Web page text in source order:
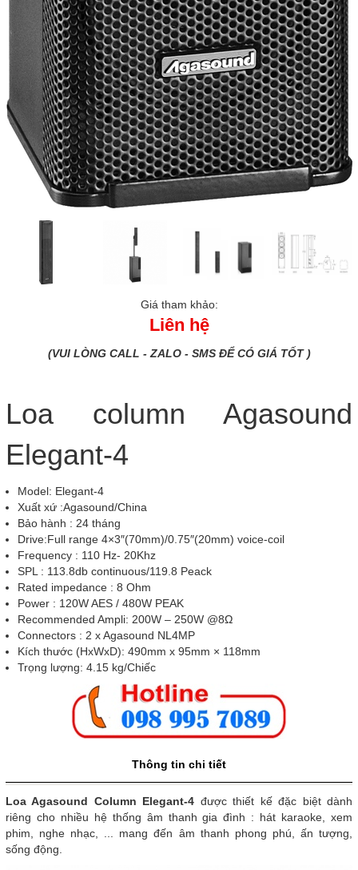
Giá tham khảo:
Liên hệ
(VUI LÒNG CALL - ZALO - SMS ĐỂ CÓ GIÁ TỐT )
Loa column Agasound
Elegant-4
Model: Elegant-4
Xuất xứ :Agasound/China
Bảo hành : 24 tháng
Drive:Full range 4×3″(70mm)/0.75″(20mm) voice-coil
Frequency : 110 Hz- 20Khz
SPL : 113.8db continuous/119.8 Peack
Rated impedance : 8 Ohm
Power : 120W AES / 480W PEAK
Recommended Ampli: 200W – 250W @8Ω
Connectors : 2 x Agasound NL4MP
Kích thước (HxWxD): 490mm x 95mm × 118mm
Trọng lượng: 4.15 kg/Chiếc
Thông tin chi tiết
Loa Agasound Column Elegant-4 được thiết kế đặc biệt dành
riêng cho nhiều hệ thống âm thanh gia đình : hát karaoke, xem
phim, nghe nhạc, ... mang đến âm thanh phong phú, ấn tượng,
sống động.